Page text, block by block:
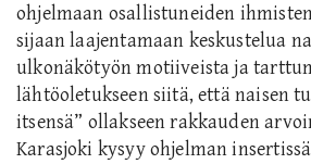
ohjelmaan osallistuneiden
sijaan laajentamaan keskustelua
ulkonäkötyön motiiveista ja
lähtöoletukseen siitä, että naisen
itsensä” ollakseen rakkauden
Karasjoki kysyy ohjelman